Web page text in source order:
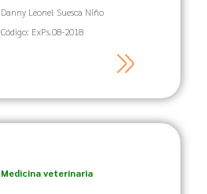
Danny Leonel Suesca Niño
Código: ExPs.08-2018
Medicina veterinaria